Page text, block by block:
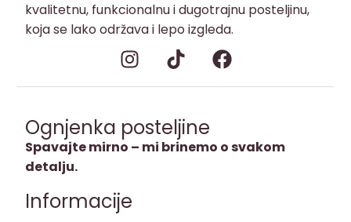
kvalitetnu, funkcionalnu i dugotrajnu posteljinu,
koja se lako održava i lepo izgleda.
Ognjenka posteljine
Spavajte mirno – mi brinemo o svakom
detalju.
Informacije